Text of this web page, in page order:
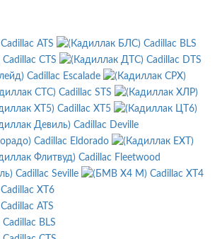
Cadillac ATS
Cadillac BLS
Cadillac CTS
Cadillac DTS
Cadillac Escalade
Cadillac STS
Cadillac XT5
Cadillac Deville
Cadillac Eldorado
Cadillac Fleetwood
Cadillac Seville
Cadillac XT4
Cadillac XT6
Cadillac ATS
Cadillac BLS